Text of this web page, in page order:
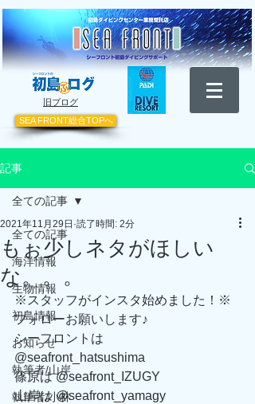
​旧ブログ
SEA FRONT総合TOPへ
記事
全ての記事
海洋情報
生物情報
初島情報
お知らせ
執筆者/山岸
執筆者/小林
全ての記事
もぉ少しネタがほしい
な。。。
2021年11月29日 読了時間: 2分
※スタッフがインスタ始めました！※
フォローお願いします♪
シーフロントは
@seafront_hatsushima
篠原は @seafront_IZUGY
山岸は @seafront_yamagy